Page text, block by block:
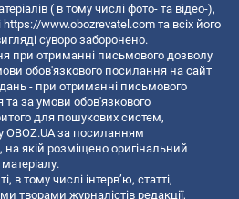
( в тому числі фото- та відео-),
https://www.obozrevatel.com та всіх його
суворо заборонено.
при отриманні письмового дозволу
обов'язкового посилання на сайт
- при отриманні письмового
та за умови обов'язкового
для пошукових систем,
OBOZ.UA за посиланням
, на якій розміщено оригінальний
в тому числі інтерв’ю, статті,
творами журналістів редакції,